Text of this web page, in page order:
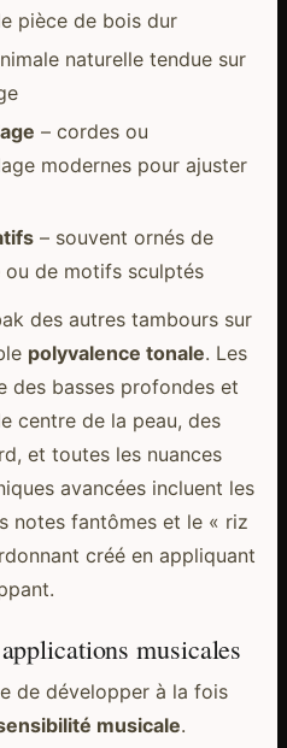
pièce de bois dur
naturelle tendue sur
– cordes ou
modernes pour ajuster
– souvent ornés de
ou de motifs sculptés
des autres tambours sur
polyvalence tonale. Les
des basses profondes et
centre de la peau, des
et toutes les nuances
avancées incluent les
notes fantômes et le « riz
créé en appliquant
musicales
de développer à la fois
musicale.